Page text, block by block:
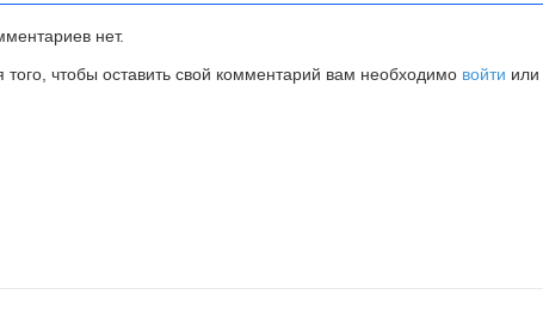
нет.
того, чтобы оставить свой комментарий вам необходимо войти или